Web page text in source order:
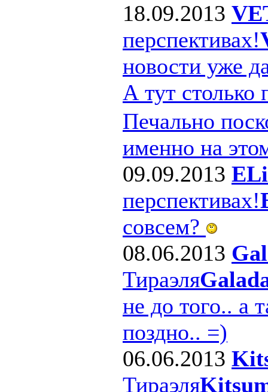
18.09.2013
перспективах!
новости уже
А тут
Печально
именно на
09.09.2013 ELi
перспективах!
совсем?
08.06.2013
Тираэля
не до того.. а
поздно.. =)
06.06.2013
Тираэля